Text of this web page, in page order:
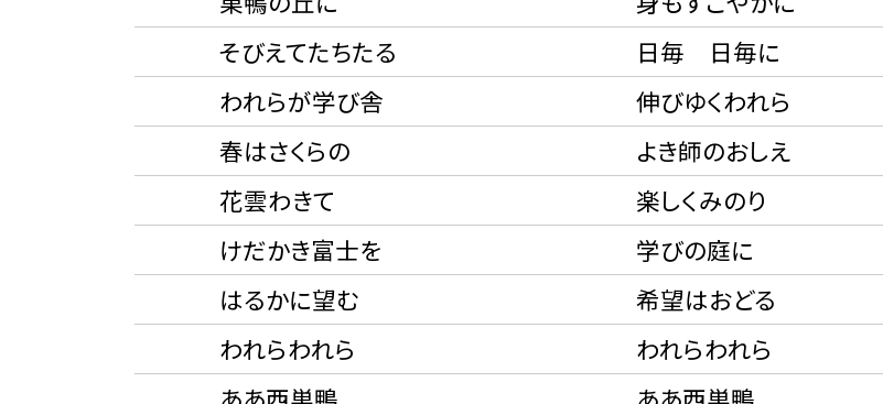
そびえてたちたる
日毎 日毎に
われらが学び舎
伸びゆくわれら
春はさくらの
よき師のおしえ
花雲わきて
楽しくみのり
けだかき富士を
学びの庭に
はるかに望む
希望はおどる
われらわれら
われらわれら